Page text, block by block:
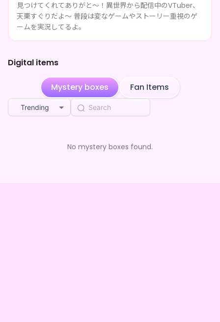
見つけてくれてありがと～！異世界から配信中のVTuber、
天栗すぐりだよ～ 普段は変なゲームやストーリー重視のゲ
ームを実況してるよ。
Digital items
Mystery boxes Fan Items
Trending
No mystery boxes found.